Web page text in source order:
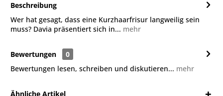
Beschreibung
Wer hat gesagt, dass eine Kurzhaarfrisur langweilig sein
muss? Davia präsentiert sich in... mehr
Bewertungen
0
Bewertungen lesen, schreiben und diskutieren... mehr
Ähnliche Artikel